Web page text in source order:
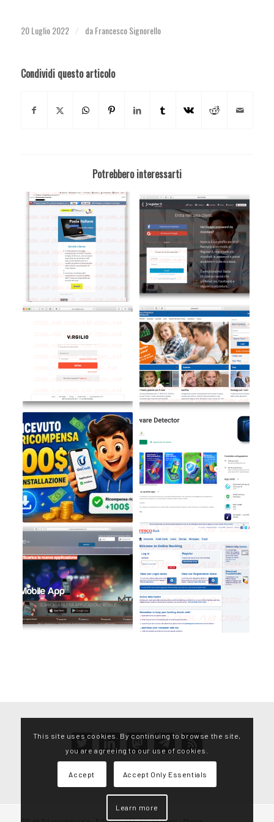
20 Luglio 2022 / daFrancesco Signorello
Condividi questo articolo
Potrebbero interessarti
twitterlinkedinmastodontelegramrss
This site uses cookies. By continuing to browse the site,
you are agreeing to our use of cookies.
Accept Accept Only Essentials
Learn more